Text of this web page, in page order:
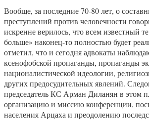
Вообще, за последние 70-80 лет, о
преступлений против человечности
искренне верилось, что всем известный
больше» наконец-то полностью будет
отметил, что и сегодня адвокаты
ксенофобской пропаганды, пропаганды
националистической идеологии,
других предосудительных явлений.
председатель КС Арман Диланян в этом
организацию и миссию конференции,
населения Арцаха и преодолению